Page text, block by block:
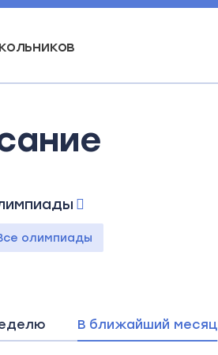
олимпиады
В ближайший месяц